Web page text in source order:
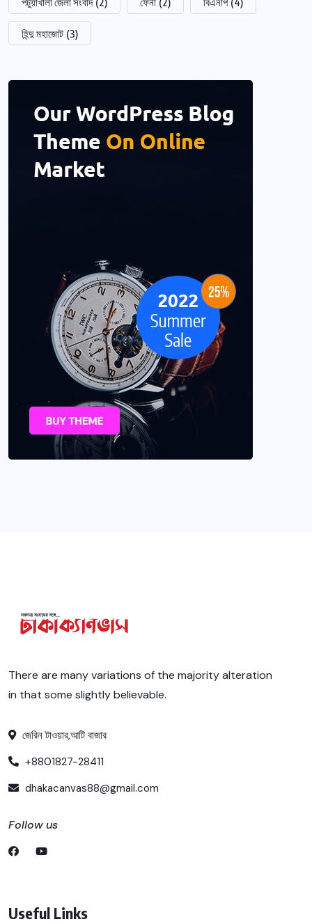
হিন্দু মহাজোট (3)
There are many variations of the majority alteration
in that some slightly believable.
জেরিন টাওয়ার,আটি বাজার
+8801827-28411
dhakacanvas88@gmail.com
Follow us
Useful Links